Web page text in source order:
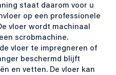
staat daarom voor u
op een professionele
vloer wordt machinaal
scrobmachine.
vloer te impregneren of
beschermd blijft
en vetten. De vloer kan